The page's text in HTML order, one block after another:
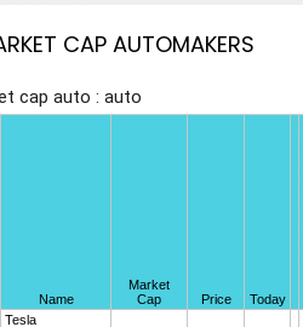
CAP AUTOMAKERS